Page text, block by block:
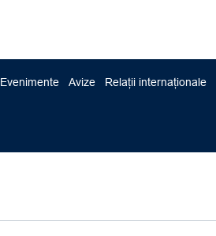
Evenimente Avize Relații internaționale